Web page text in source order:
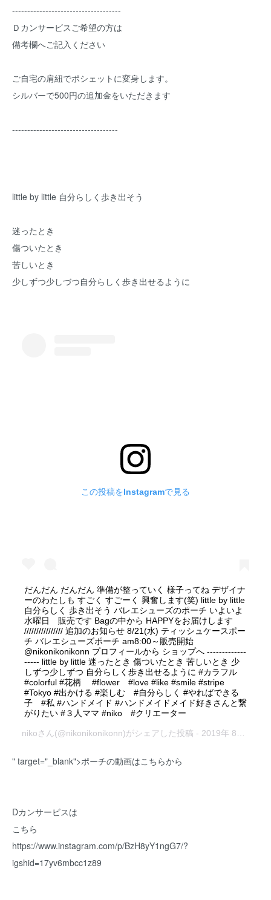
------------------------------------
Ｄカンサービスご希望の方は
備考欄へご記入ください
ご自宅の肩紐でポシェットに変身します。
シルバーで500円の追加金をいただきます
-----------------------------------
little by little 自分らしく歩き出そう
迷ったとき
傷ついたとき
苦しいとき
少しずつ少しづつ自分らしく歩き出せるように
この投稿をInstagramで見る
だんだん だんだん 準備が整っていく 様子ってね デザイナ
ーのわたしも すごく すごーく 興奮します(笑) little by little
自分らしく 歩き出そう バレエシューズのポーチ いよいよ
水曜日 販売です Bagの中から HAPPYをお届けします
//////////////// 追加のお知らせ 8/21(水) ティッシュケースポー
チ バレエシューズポーチ am8:00～販売開始
@nikonikonikonn プロフィールから ショップへ -------------
----- little by little 迷ったとき 傷ついたとき 苦しいとき 少
しずつ少しずつ 自分らしく歩き出せるように #カラフル
#colorful #花柄 #flower #love #like #smile #stripe
#Tokyo #出かける #楽しむ #自分らしく #やればできる
子 #私 #ハンドメイド #ハンドメイドメイド好きさんと繋
がりたい #３人ママ #niko #クリエーター
nikoさん(@nikonikonikonn)がシェアした投稿 - 2019年 8月月18日午後6時51分PDT
" target="_blank">ポーチの動画はこちらから
Dカンサービスは
こちら
https://www.instagram.com/p/BzH8yY1ngG7/?
igshid=17yv6mbcc1z89